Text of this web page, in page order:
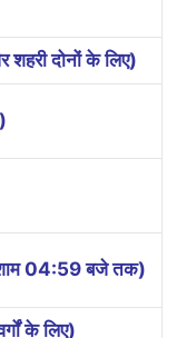
शहरी दोनों के लिए)
04:59 बजे तक)
के लिए)